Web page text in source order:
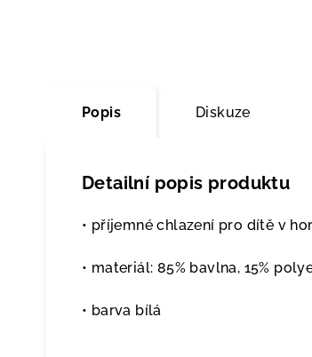
Popis Diskuze
Detailní popis produktu
• příjemné chlazení pro dítě v
• materiál: 85% bavlna, 15%
• barva bílá